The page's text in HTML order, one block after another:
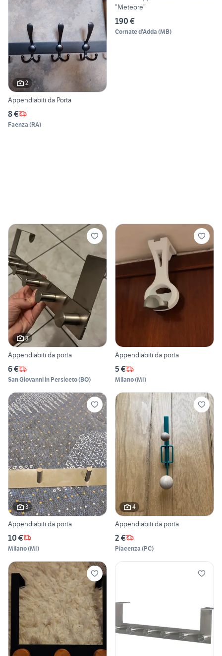
2
Appendiabiti da Porta
8 €
Faenza (RA)
“Meteore”
190 €
Cornate d'Adda (MB)
3
Appendiabiti da porta
6 €
San Giovanni in Persiceto(BO)
Appendiabiti da porta
5 €
Milano(MI)
3
Appendiabiti da porta
10 €
Milano(MI)
4
Appendiabiti da porta
2 €
Piacenza (PC)